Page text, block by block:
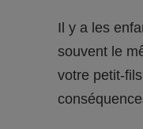
Il y a les
souvent le
votre petit-